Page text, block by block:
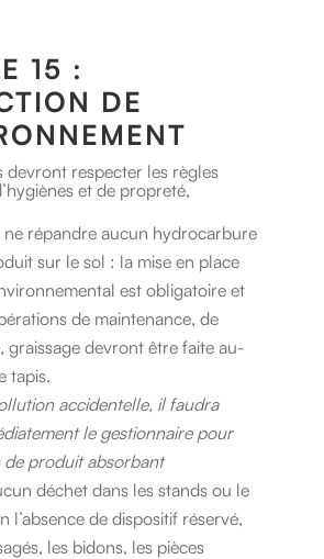
15 :
DE
devront respecter les règles
et de propreté,
ne répandre aucun hydrocarbure
sur le sol : la mise en place
est obligatoire et
de maintenance, de
graissage devront être faite au-
tapis.
accidentelle, il faudra
le gestionnaire pour
de produit absorbant
déchet dans les stands ou le
l’absence de dispositif réservé,
les bidons, les pièces